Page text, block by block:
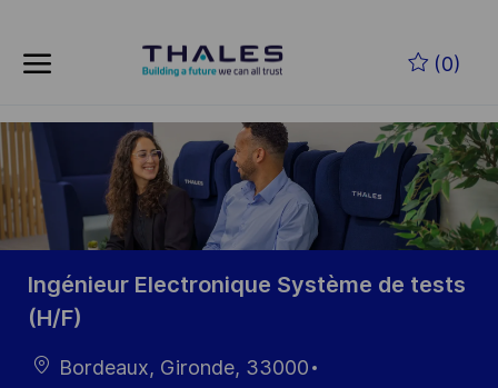
(0)
-
Ingénieur Electronique Système de tests
(H/F)
localisation
Bordeaux, Gironde, 33000